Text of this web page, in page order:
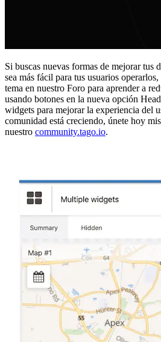
Si buscas nuevas formas de mejorar tus
sea más fácil para tus usuarios
tema en nuestro Foro para aprender a
usando botones en la nueva opción
widgets para mejorar la experiencia del
comunidad está creciendo, únete hoy
nuestro community.tago.io.